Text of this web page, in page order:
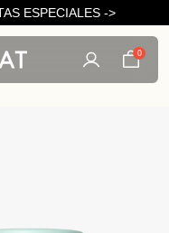
ESPECIALES ->
0